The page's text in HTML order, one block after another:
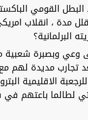
القومي
مدة ، انقلاب
البرلمانية؟
وعي وبصبرة شعبية
تجارب مديدة لهم
الاقليمية
لطالما باعتهم